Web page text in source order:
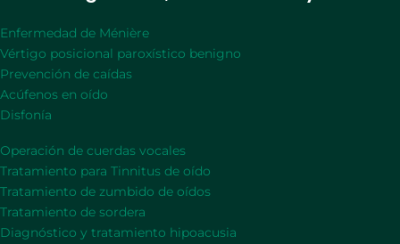
Enfermedad de Ménière
Vértigo posicional paroxístico benigno
Prevención de caídas
Acúfenos en oído
Disfonía
Operación de cuerdas vocales
Tratamiento para Tinnitus de oído
Tratamiento de zumbido de oídos
Tratamiento de sordera
Diagnóstico y tratamiento hipoacusia